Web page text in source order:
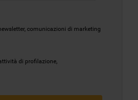
comunicazioni di marketing
di profilazione,